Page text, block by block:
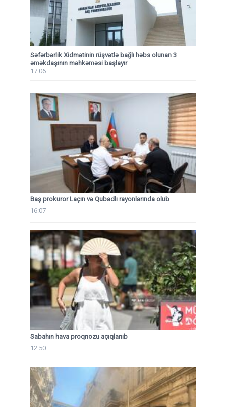
Səfərbərlik Xidmətinin rüşvətlə bağlı həbs olunan 3
əməkdaşının məhkəməsi başlayır
17:06
Baş prokuror Laçın və Qubadlı rayonlarında olub
16:07
Sabahın hava proqnozu açıqlanıb
12:50